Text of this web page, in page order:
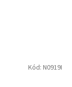
Kód: N0919I